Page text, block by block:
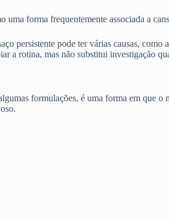
forma frequentemente associada a
persistente pode ter várias causas,
a rotina, mas não substitui investigação
formulações, é uma forma em que